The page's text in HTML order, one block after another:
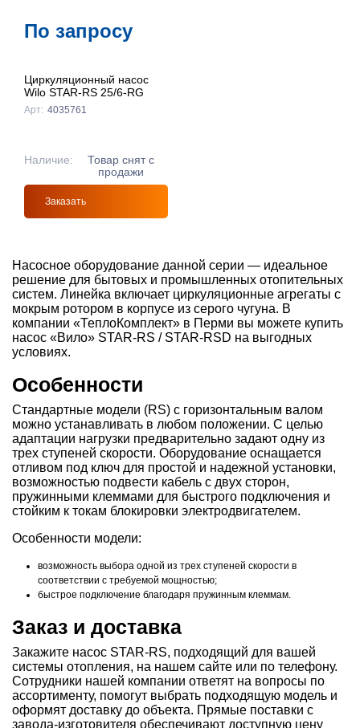
По запросу
Циркуляционный насос
Wilo STAR-RS 25/6-RG
Арт: 4035761
Наличие:
Товар снят с
продажи
Заказать
Насосное оборудование данной серии — идеальное
решение для бытовых и промышленных отопительных
систем. Линейка включает циркуляционные агрегаты с
мокрым ротором в корпусе из серого чугуна. В
компании «ТеплоКомплект» в Перми вы можете купить
насос «Вило» STAR-RS / STAR-RSD на выгодных
условиях.
Особенности
Стандартные модели (RS) с горизонтальным валом
можно устанавливать в любом положении. С целью
адаптации нагрузки предварительно задают одну из
трех ступеней скорости. Оборудование оснащается
отливом под ключ для простой и надежной установки,
возможностью подвести кабель с двух сторон,
пружинными клеммами для быстрого подключения и
стойким к токам блокировки электродвигателем.
Особенности модели:
возможность выбора одной из трех ступеней скорости в
соответствии с требуемой мощностью;
быстрое подключение благодаря пружинным клеммам.
Заказ и доставка
Закажите насос STAR-RS, подходящий для вашей
системы отопления, на нашем сайте или по телефону.
Сотрудники нашей компании ответят на вопросы по
ассортименту, помогут выбрать подходящую модель и
оформят доставку до объекта. Прямые поставки с
завода-изготовителя обеспечивают доступную цену